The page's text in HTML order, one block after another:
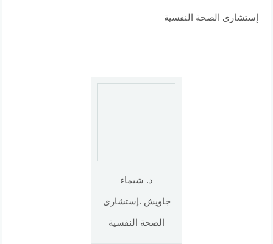
إستشارى الصحة النفسية
د. شيماء
جاويش .إستشارى
الصحة النفسية